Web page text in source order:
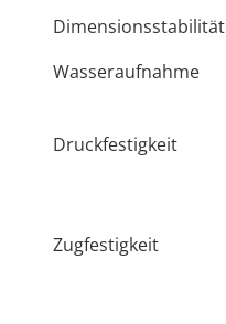
Dimensionsstabilität
Wasseraufnahme
Druckfestigkeit
Zugfestigkeit